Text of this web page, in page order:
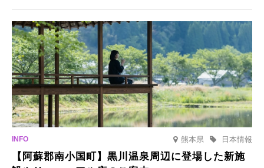
日(月)～2026年2月28日(土)の期間、「冬に咲くさくらライトアップ」
を開催します。
熊本県 日本情報
【阿蘇郡南小国町】黒川温泉周辺に登場した新施